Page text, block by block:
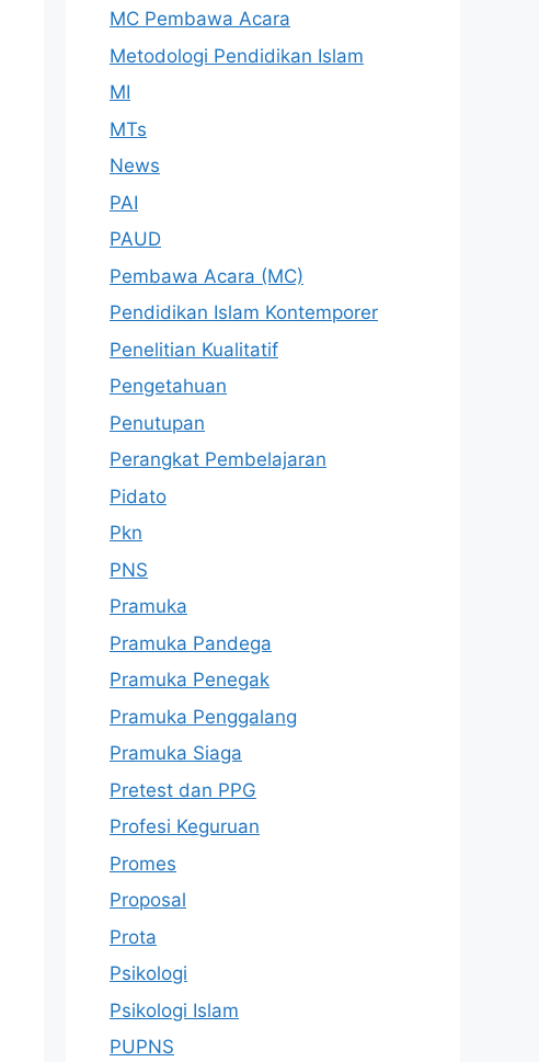
MC Pembawa Acara
Metodologi Pendidikan Islam
MI
MTs
News
PAI
PAUD
Pembawa Acara (MC)
Pendidikan Islam Kontemporer
Penelitian Kualitatif
Pengetahuan
Penutupan
Perangkat Pembelajaran
Pidato
Pkn
PNS
Pramuka
Pramuka Pandega
Pramuka Penegak
Pramuka Penggalang
Pramuka Siaga
Pretest dan PPG
Profesi Keguruan
Promes
Proposal
Prota
Psikologi
Psikologi Islam
PUPNS